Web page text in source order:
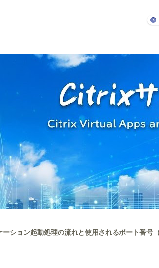
ション起動処理の流れと使用されるポート番号（